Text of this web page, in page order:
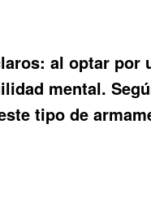
al optar por
mental.
tipo de